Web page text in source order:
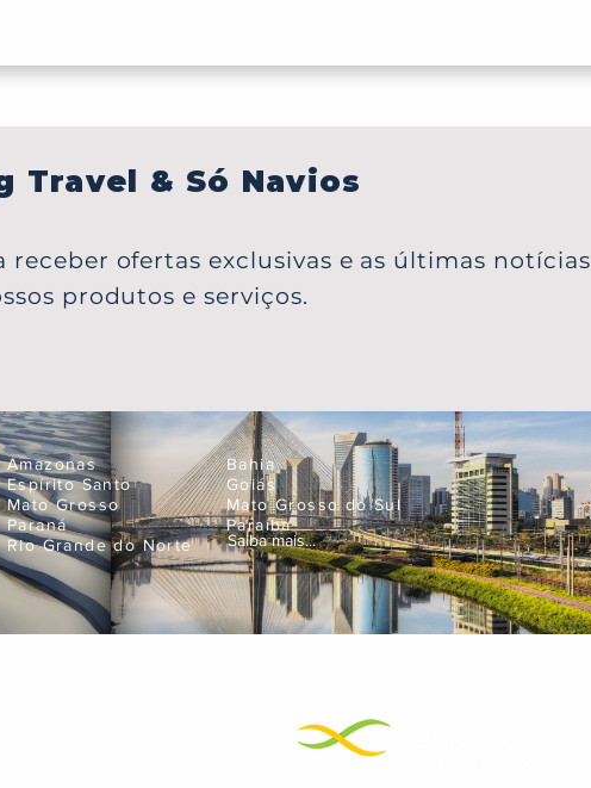
Travel & Só Navios
ofertas exclusivas e as últimas notícias
produtos e serviços.
Saiba mais...
Amazonas
Espírito Santo
Mato Grosso
Paraná
Rio Grande do Norte
Bahia
Goiás
Mato Grosso do Sul
Paraíba